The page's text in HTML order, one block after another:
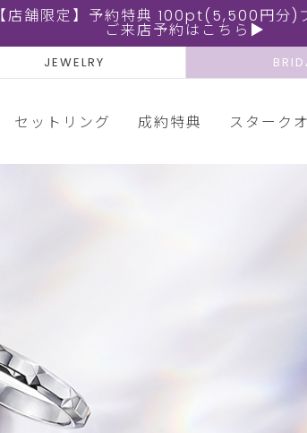
【店舗限定】予約特典 100pt(5,500円分)
ご来店予約はこちら▶
JEWELRY
セットリング 成約特典 スターク